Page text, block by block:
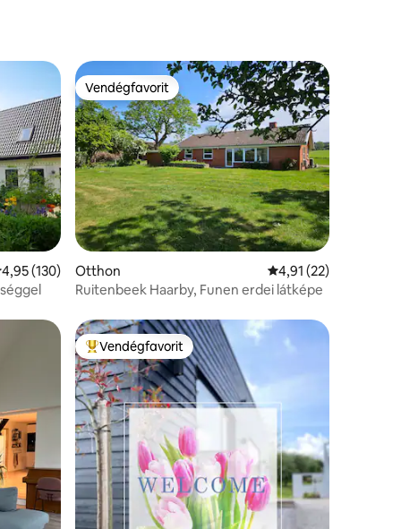
értékelés: 5/4,95, 130 vélemény
4,95 (130)
Vendégfavorit
Vendégfavorit
Otthon Átlagos értékelés: 5/
4,91 (22)
Ruitenbeek Haarby, Funen erdei látképe
Kiemelt vendégfavorit
Vendégfavorit